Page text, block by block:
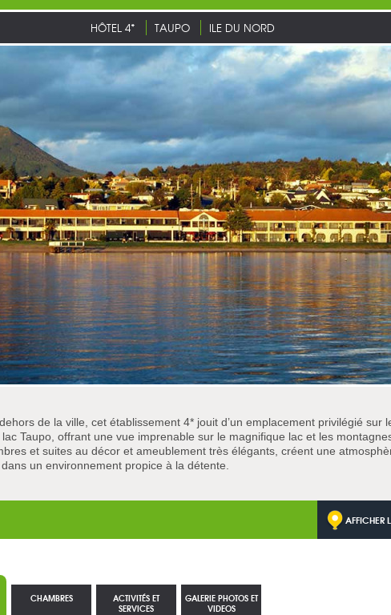
HÔTEL 4* TAUPO ILE DU NORD
de la ville, cet établissement 4* jouit d’un emplacement privilégié sur
Taupo, offrant une vue imprenable sur le magnifique lac et les
et suites au décor et ameublement très élégants, créent une
un environnement propice à la détente.
AFFICHER
CHAMBRES
ACTIVITÉS ET
SERVICES
GALERIE PHOTOS ET
VIDEOS